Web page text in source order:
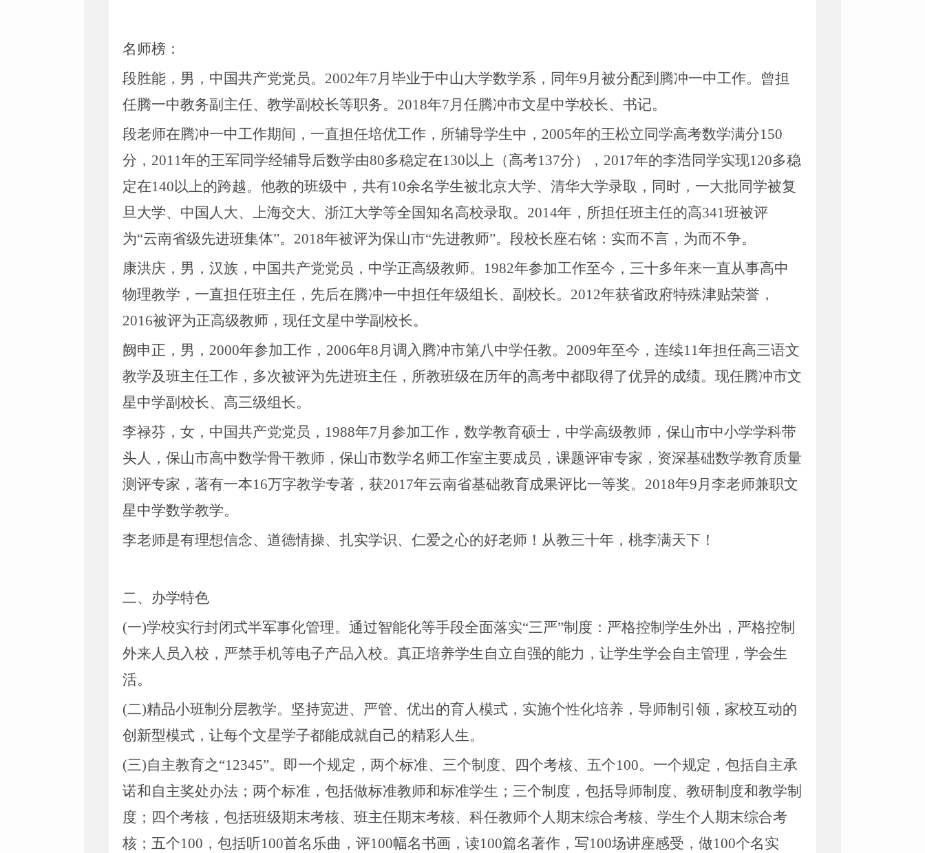
名师榜：
段胜能，男，中国共产党党员。 2002年7月毕业于中山大学数学系，同年9月被分配到腾冲一中工作。曾担
任腾一中教务副主任、教学副校长等职务。2018年7月任腾冲市文星中学校长、书记。
段老师在腾冲一中工作期间，一直担任培优工作，所辅导学生中， 2005年的王松立同学高考数学满分150
分，2011年的王军同学经辅导后数学由80多稳定在130以上（高考137分），2017年的李浩同学实现120多稳
定在140以上的跨越。他教的班级中，共有10余名学生被北京大学、清华大学录取，同时，一大批同学被复
旦大学、中国人大、上海交大、浙江大学等全国知名高校录取。2014年，所担任班主任的高341班被评
为“云南省级先进班集体”。2018年被评为保山市“先进教师”。段校长座右铭：实而不言，为而不争。
康洪庆，男，汉族，中国共产党党员，中学正高级教师。 1982年参加工作至今，三十多年来一直从事高中
物理教学，一直担任班主任，先后在腾冲一中担任年级组长、副校长。2012年获省政府特殊津贴荣誉，
2016被评为正高级教师，现任文星中学副校长。
阙申正，男， 2000年参加工作，2006年8月调入腾冲市第八中学任教。2009年至今，连续11年担任高三语文
教学及班主任工作，多次被评为先进班主任，所教班级在历年的高考中都取得了优异的成绩。现任腾冲市文
星中学副校长、高三级组长。
李禄芬，女，中国共产党党员， 1988年7月参加工作，数学教育硕士，中学高级教师，保山市中小学学科带
头人，保山市高中数学骨干教师，保山市数学名师工作室主要成员，课题评审专家，资深基础数学教育质量
测评专家，著有一本16万字教学专著，获2017年云南省基础教育成果评比一等奖。2018年9月李老师兼职文
星中学数学教学。
李老师是有理想信念、道德情操、扎实学识、仁爱之心的好老师！从教三十年，桃李满天下！
二、办学特色
(一)学校实行封闭式半军事化管理。通过智能化等手段全面落实“三严”制度：严格控制学生外出，严格控制
外来人员入校，严禁手机等电子产品入校。真正培养学生自立自强的能力，让学生学会自主管理，学会生
活。
(二)精品小班制分层教学。坚持宽进、严管、优出的育人模式，实施个性化培养，导师制引领，家校互动的
创新型模式，让每个文星学子都能成就自己的精彩人生。
(三)自主教育之“12345”。即一个规定，两个标准、三个制度、四个考核、五个100。一个规定，包括自主承
诺和自主奖处办法；两个标准，包括做标准教师和标准学生；三个制度，包括导师制度、教研制度和教学制
度；四个考核，包括班级期末考核、班主任期末考核、科任教师个人期末综合考核、学生个人期末综合考
核；五个100，包括听100首名乐曲，评100幅名书画，读100篇名著作，写100场讲座感受，做100个名实